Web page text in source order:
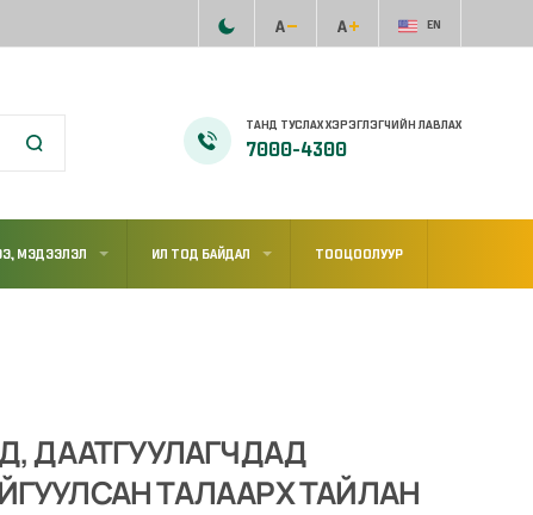
EN
ТАНД ТУСЛАХ ХЭРЭГЛЭГЧИЙН ЛАВЛАХ
7000-4300
МЭДЭЭЛЭЛ ИЛ ТОД БАЙДАЛ ТООЦООЛУУР
ДААТГУУЛАГЧДАД
ТАЛААРХ ТАЙЛАН